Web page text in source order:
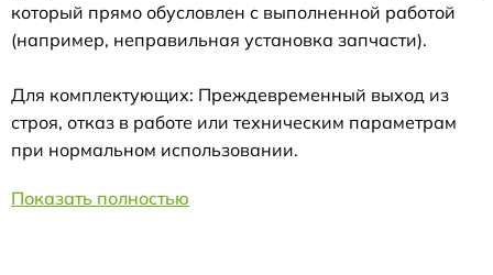
который прямо обусловлен с выполненной работой
(например, неправильная установка запчасти).
Для комплектующих: Преждевременный выход из
строя, отказ в работе или техническим параметрам
при нормальном использовании.
Показать полностью